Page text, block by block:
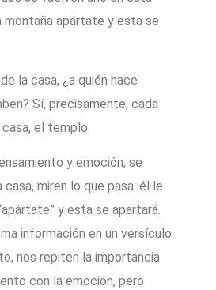
montaña apártate y esta se
la casa, ¿a quién hace
Sí, precisamente, cada
el templo.
y emoción, se
miren lo que pasa: él le
y esta se apartará.
información en un versículo
nos repiten la importancia
con la emoción, pero